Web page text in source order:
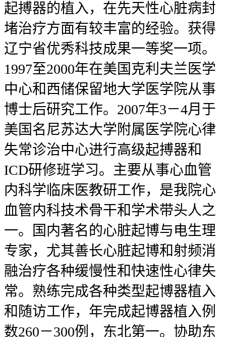
起搏器的植入，在先天性心脏病封
堵治疗方面有较丰富的经验。获得
辽宁省优秀科技成果一等奖一项。
1997至2000年在美国克利夫兰医学
中心和西储保留地大学医学院从事
博士后研究工作。2007年3－4月于
美国名尼苏达大学附属医学院心律
失常诊治中心进行高级起搏器和
ICD研修班学习。主要从事心血管
内科学临床医教研工作，是我院心
血管内科技术骨干和学术带头人之
一。国内著名的心脏起博与电生理
专家，尤其善长心脏起博和射频消
融治疗各种缓慢性和快速性心律失
常。熟练完成各种类型起博器植入
和随访工作，年完成起博器植入例
数260－300例，东北第一。协助东